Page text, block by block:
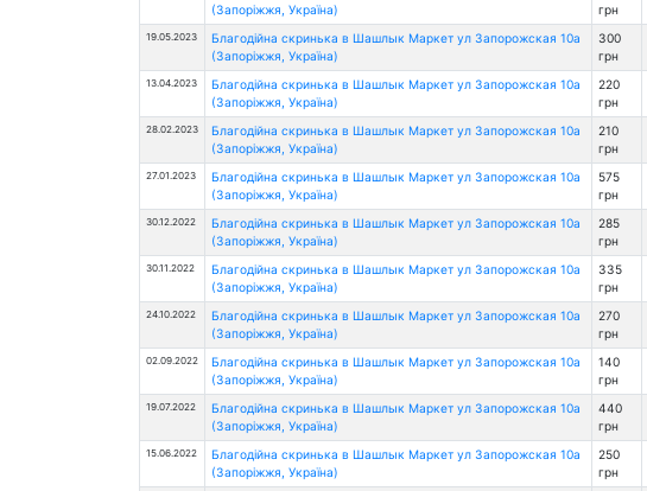
(Запоріжжя, Україна)
грн
19.05.2023
Благодійна скринька в Шашлык Маркет ул Запорожская 10а
(Запоріжжя, Україна)
300
грн
13.04.2023
Благодійна скринька в Шашлык Маркет ул Запорожская 10а
(Запоріжжя, Україна)
220
грн
28.02.2023
Благодійна скринька в Шашлык Маркет ул Запорожская 10а
(Запоріжжя, Україна)
210
грн
27.01.2023
Благодійна скринька в Шашлык Маркет ул Запорожская 10а
(Запоріжжя, Україна)
575
грн
30.12.2022
Благодійна скринька в Шашлык Маркет ул Запорожская 10а
(Запоріжжя, Україна)
285
грн
30.11.2022
Благодійна скринька в Шашлык Маркет ул Запорожская 10а
(Запоріжжя, Україна)
335
грн
24.10.2022
Благодійна скринька в Шашлык Маркет ул Запорожская 10а
(Запоріжжя, Україна)
270
грн
02.09.2022
Благодійна скринька в Шашлык Маркет ул Запорожская 10а
(Запоріжжя, Україна)
140
грн
19.07.2022
Благодійна скринька в Шашлык Маркет ул Запорожская 10а
(Запоріжжя, Україна)
440
грн
15.06.2022
Благодійна скринька в Шашлык Маркет ул Запорожская 10а
(Запоріжжя, Україна)
250
грн